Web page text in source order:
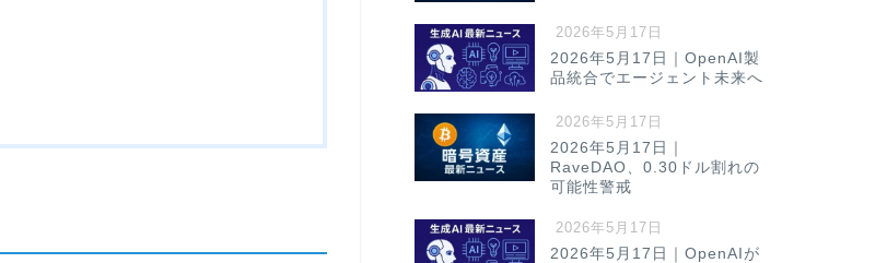
2026年5月17日
2026年5月17日｜OpenAI製
品統合でエージェント未来へ
2026年5月17日
2026年5月17日｜
RaveDAO、0.30ドル割れの
可能性警戒
2026年5月17日
2026年5月17日｜OpenAIが